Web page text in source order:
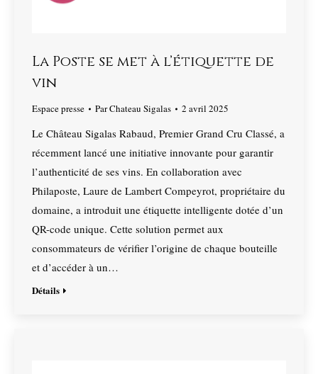
La Poste se met à l’étiquette de
vin
Espace presse ParChateau Sigalas 2 avril 2025
Le Château Sigalas Rabaud, Premier Grand Cru Classé, a
récemment lancé une initiative innovante pour garantir
l’authenticité de ses vins. En collaboration avec
Philaposte, Laure de Lambert Compeyrot, propriétaire du
domaine, a introduit une étiquette intelligente dotée d’un
QR-code unique. Cette solution permet aux
consommateurs de vérifier l’origine de chaque bouteille
et d’accéder à un…
Détails